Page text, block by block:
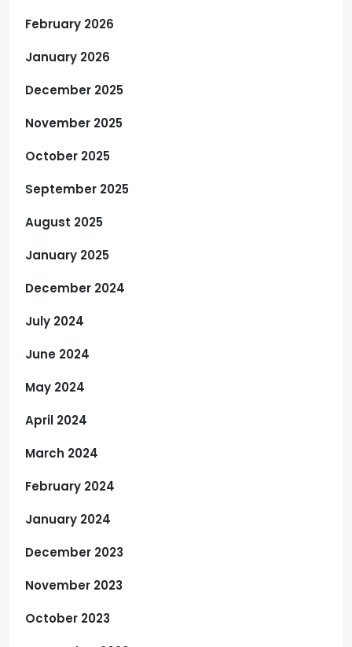
February 2026
January 2026
December 2025
November 2025
October 2025
September 2025
August 2025
January 2025
December 2024
July 2024
June 2024
May 2024
April 2024
March 2024
February 2024
January 2024
December 2023
November 2023
October 2023